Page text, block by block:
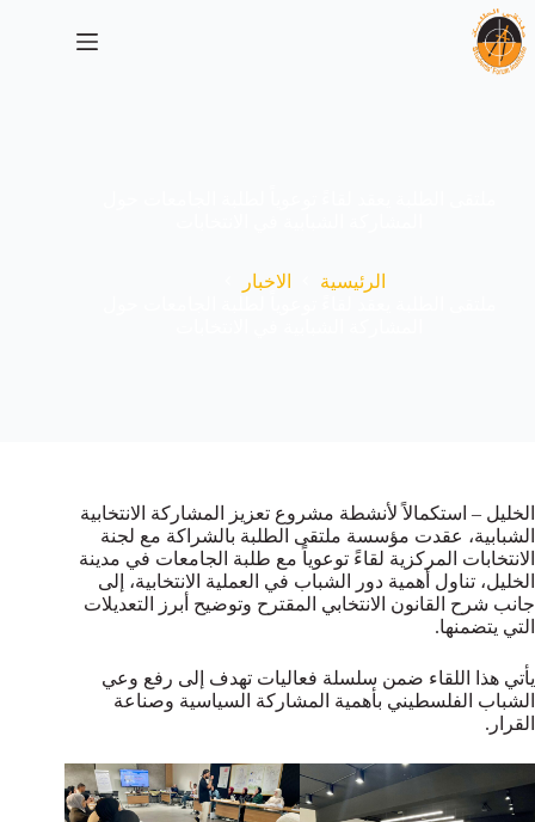
التجاوز
إلى
المحتوى
الرئيسية
الاخبار
الخليل – استكمالاً لأنشطة مشروع تعزيز المشاركة الانتخابية
الشبابية، عقدت مؤسسة ملتقى الطلبة بالشراكة مع لجنة
الانتخابات المركزية لقاءً توعوياً مع طلبة الجامعات في مدينة
الخليل، تناول أهمية دور الشباب في العملية الانتخابية، إلى
جانب شرح القانون الانتخابي المقترح وتوضيح أبرز التعديلات
التي يتضمنها.
يأتي هذا اللقاء ضمن سلسلة فعاليات تهدف إلى رفع وعي
الشباب الفلسطيني بأهمية المشاركة السياسية وصناعة
القرار.